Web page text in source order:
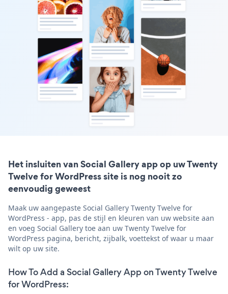
Het insluiten van Social Gallery app op uw Twenty
Twelve for WordPress site is nog nooit zo
eenvoudig geweest
Maak uw aangepaste Social Gallery Twenty Twelve for
WordPress - app, pas de stijl en kleuren van uw website aan
en voeg Social Gallery toe aan uw Twenty Twelve for
WordPress pagina, bericht, zijbalk, voettekst of waar u maar
wilt op uw site.
How To Add a Social Gallery App on Twenty Twelve
for WordPress: